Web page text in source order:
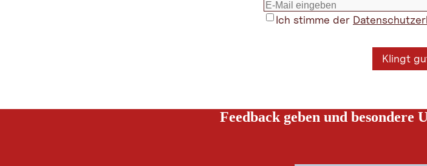
Ich stimme der
Klingt
Feedback geben und besondere